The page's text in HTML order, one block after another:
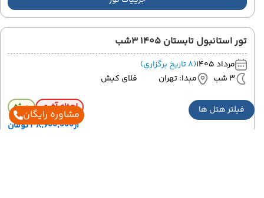
فیلتر هتل ها
تور استانبول تابستان 1405 3شب
مرداد 1405
(8 تاریخ برگزاری)
3 شب
مبدا: تهران فلای کیش
لحظه آخری
ویژه
از۳۸٬۶۰۰٬۰۰۰ تومان
مشاوره رایگان